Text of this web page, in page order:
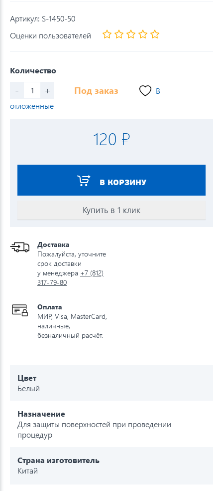
Артикул: S-1450-50
Оценки пользователей
Количество
- + Под заказ
В
отложенные
120 ₽
В КОРЗИНУ
Купить в 1 клик
Доставка
Пожалуйста, уточните
срок доставки
у менеджера +7 (812)
317-79-80
Оплата
МИР, Visa, MasterCard,
наличные,
безналичный расчёт.
Цвет
Белый
Назначение
Для защиты поверхностей при проведении
процедур
Страна изготовитель
Китай